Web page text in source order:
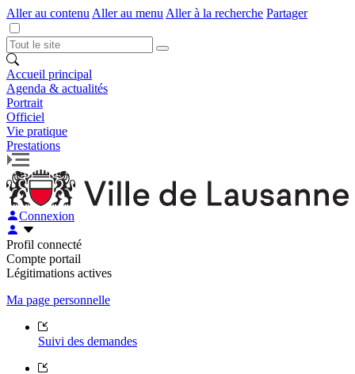
Aller au contenu Aller au menu Aller à la recherche Partager
Accueil principal
Agenda & actualités
Portrait
Officiel
Vie pratique
Prestations
Connexion
Profil connecté
Compte portail
Légitimations actives
Ma page personnelle
Suivi des demandes